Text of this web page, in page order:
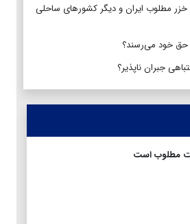
خزر مطلوب ایران و دیگر کشورهای ساحلی
حق خود می‌رسند؟
جبران ناپذیر؟
مطلوب است